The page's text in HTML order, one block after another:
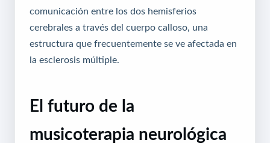
comunicación entre los dos hemisferios
cerebrales a través del cuerpo calloso, una
estructura que frecuentemente se ve afectada en
la esclerosis múltiple.
El futuro de la
musicoterapia neurológica